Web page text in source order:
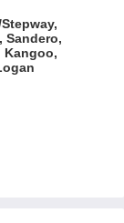
Sandero,
Kangoo,